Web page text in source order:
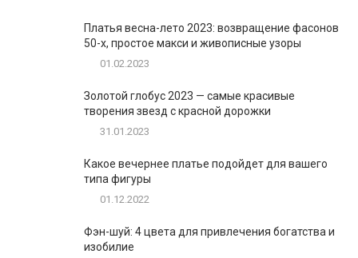
Платья весна-лето 2023: возвращение фасонов
50-х, простое макси и живописные узоры
01.02.2023
Золотой глобус 2023 — самые красивые
творения звезд с красной дорожки
31.01.2023
Какое вечернее платье подойдет для вашего
типа фигуры
01.12.2022
Фэн-шуй: 4 цвета для привлечения богатства и
изобилие